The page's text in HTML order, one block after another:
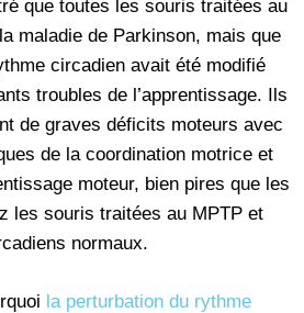
que toutes les souris traitées au
maladie de Parkinson, mais que
circadien avait été modifié
troubles de l’apprentissage. Ils
de graves déficits moteurs avec
de la coordination motrice et
moteur, bien pires que les
les souris traitées au MPTP et
normaux.
la perturbation du rythme